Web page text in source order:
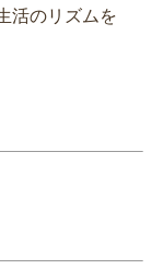
活のリズムを